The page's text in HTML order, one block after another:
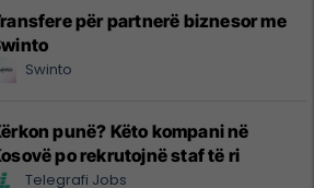
për partnerë biznesor me
Swinto
punë? Këto kompani në
po rekrutojnë staf të ri
Telegrafi Jobs